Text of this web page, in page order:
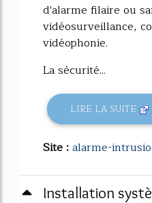
d'alarme filaire ou
vidéosurveillance,
vidéophonie.
La sécurité...
LIRE LA SUITE
Site :alarme-
Installation